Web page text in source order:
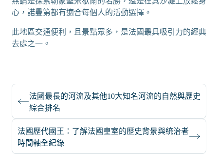
心，諾曼第都有適合每個人的活動選擇。
此地區交通便利，且景點眾多，是法國最具吸引力的經典
去處之一。
法國最長的河流及其他10大知名河流的自然與歷史
綜合排名
法國歷代國王：了解法國皇室的歷史背景與統治者
時間軸全紀錄